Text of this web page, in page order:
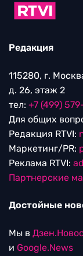
Редакция
115280, г.
д. 26, этаж 2
тел: +7 (499)
Для общих
Редакция RTVI:
Маркетинг/PR:
Реклама RTVI:
Партнерские
Достойные
Мы в
и Google.News